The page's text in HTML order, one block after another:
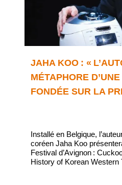
JAHA KOO : «
MÉTAPHORE
FONDÉE SUR LA
Installé en Belgique,
coréen Jaha Koo
Festival d’Avignon :
History of Korean Western